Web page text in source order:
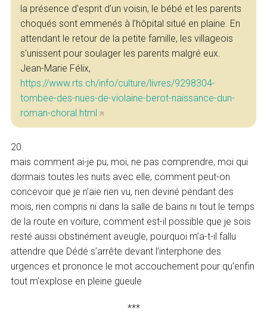
la présence d’esprit d’un voisin, le bébé et les parents
choqués sont emmenés à l’hôpital situé en plaine. En
attendant le retour de la petite famille, les villageois
s’unissent pour soulager les parents malgré eux.
Jean-Marie Félix,
https://www.rts.ch/info/culture/livres/9298304-
tombee-des-nues-de-violaine-berot-naissance-dun-
roman-choral.html
20.
mais comment ai-je pu, moi, ne pas comprendre, moi qui
dormais toutes les nuits avec elle, comment peut-on
concevoir que je n’aie rien vu, rien deviné pendant des
mois, rien compris ni dans la salle de bains ni tout le temps
de la route en voiture, comment est-il possible que je sois
resté aussi obstinément aveugle, pourquoi m’a-t-il fallu
attendre que Dédé s’arrête devant l’interphone des
urgences et prononce le mot accouchement pour qu’enfin
tout m’explose en pleine gueule
***